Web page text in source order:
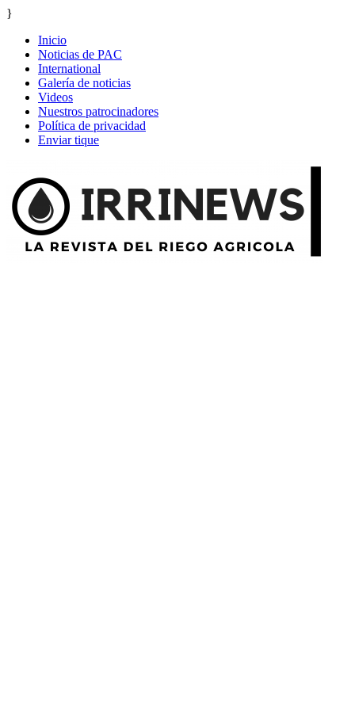
}
Inicio
Noticias de PAC
International
Galería de noticias
Videos
Nuestros patrocinadores
Política de privacidad
Enviar tique